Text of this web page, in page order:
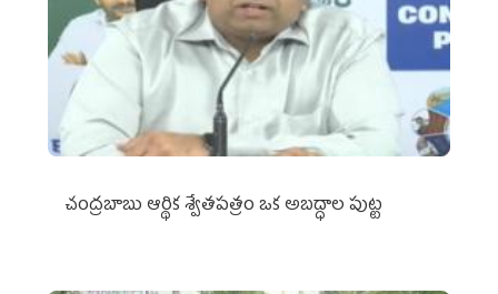
చంద్రబాబు ఆర్థిక శ్వేతపత్రం ఒక అబద్ధాల పుట్ట